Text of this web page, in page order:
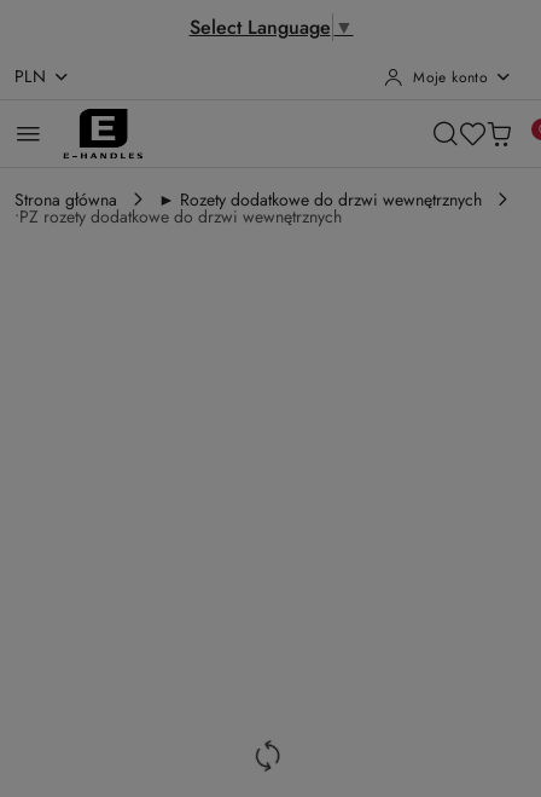
Select Language ▼
Przejdź do treści głównej
Przejdź do wyszukiwarki
Przejdź do moje konto
Przejdź do menu głównego
Przejdź do opisu produktu
Przejdź do stopki
PLN Moje konto
Strona główna ► Rozety dodatkowe do drzwi wewnętrznych
•PZ rozety dodatkowe do drzwi wewnętrznych